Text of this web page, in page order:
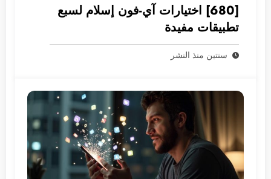
[680] اختيارات آي-فون إسلام لسبع
تطبيقات مفيدة
سنتين منذ النشر